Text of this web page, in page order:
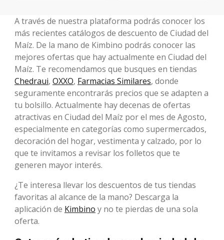
A través de nuestra plataforma podrás conocer los
más recientes catálogos de descuento de Ciudad del
Maíz. De la mano de Kimbino podrás conocer las
mejores ofertas que hay actualmente en Ciudad del
Maíz. Te recomendamos que busques en tiendas
Chedraui, OXXO, Farmacias Similares, donde
seguramente encontrarás precios que se adapten a
tu bolsillo. Actualmente hay decenas de ofertas
atractivas en Ciudad del Maíz por el mes de Agosto,
especialmente en categorías como supermercados,
decoración del hogar, vestimenta y calzado, por lo
que te invitamos a revisar los folletos que te
generen mayor interés.
¿Te interesa llevar los descuentos de tus tiendas
favoritas al alcance de la mano? Descarga la
aplicación de Kimbino y no te pierdas de una sola
oferta.